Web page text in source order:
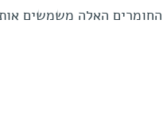
האלה משמשים